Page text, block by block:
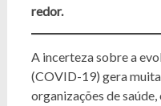
redor.
A incerteza sobre a
(COVID-19) gera
organizações de